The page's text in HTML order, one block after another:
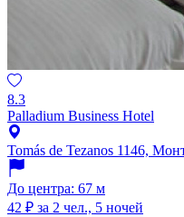
8.3
Palladium Business Hotel
Tomás de Tezanos 1146,
До центра: 67 м
42 ₽ за 2 чел., 5 ночей